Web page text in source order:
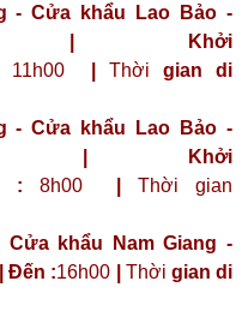
- Cửa khẩu Lao Bảo -
| Khởi
11h00 Thời gian di
- Cửa khẩu Lao Bảo -
| Khởi
: 8h00 |Thời gian
khẩu Nam Giang -
Đến :16h00 Thời gian di